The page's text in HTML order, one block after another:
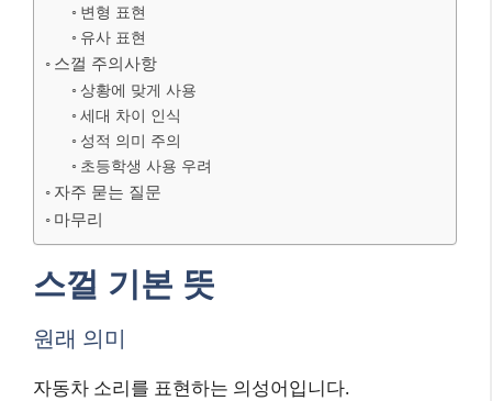
변형 표현
유사 표현
스껄 주의사항
상황에 맞게 사용
세대 차이 인식
성적 의미 주의
초등학생 사용 우려
자주 묻는 질문
마무리
스껄 기본 뜻
원래 의미
자동차 소리를 표현하는 의성어입니다.